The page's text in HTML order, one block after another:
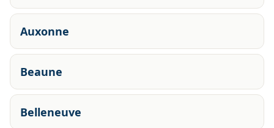
Auxonne
Beaune
Belleneuve